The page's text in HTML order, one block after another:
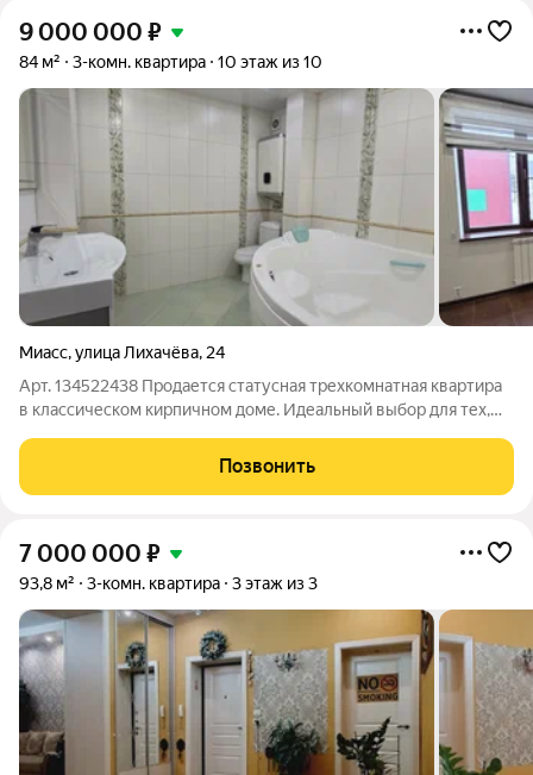
9 000 000 ₽
84 м² 3-комн. квартира 10 этаж из 10
Миасс,улица Лихачёва, 24
Арт. 134522438 Продается статусная трехкомнатная квартира
в классическом кирпичном доме. Идеальный выбор для тех,
14 кв.м оборудована
Позвонить
7 000 000 ₽
93,8 м² 3-комн. квартира 3 этаж из 3